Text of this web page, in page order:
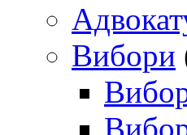
Вибори